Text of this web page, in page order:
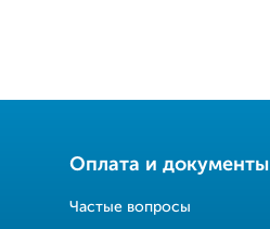
Оплата и документы
Частые вопросы